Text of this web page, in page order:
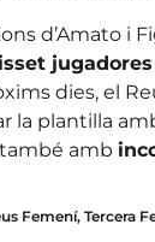
d’Amato i
dies, el
la plantilla
amb
Femení, Tercera